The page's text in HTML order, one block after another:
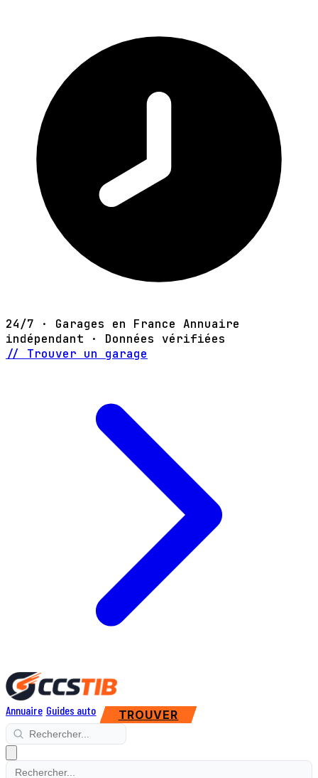
24/7 · Garages en France Annuaire
indépendant · Données vérifiées
// Trouver un garage
Annuaire Guides auto TROUVER